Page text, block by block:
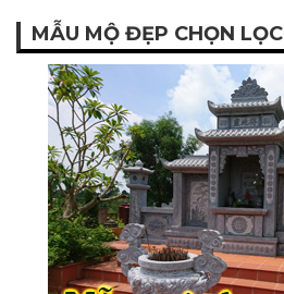
MẪU MỘ ĐẸP CHỌN LỌC